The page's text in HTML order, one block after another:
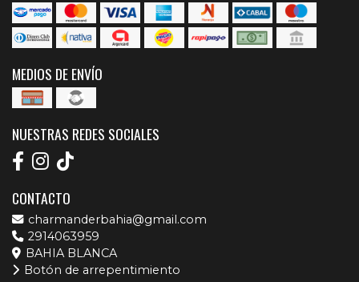
MEDIOS DE ENVÍO
NUESTRAS REDES SOCIALES
CONTACTO
charmanderbahia@gmail.com
2914063959
BAHIA BLANCA
Botón de arrepentimiento